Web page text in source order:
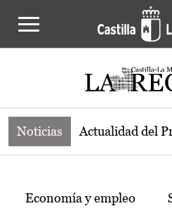
Noticias de la
Noticias Actualidad del
Temas
Economía y empleo